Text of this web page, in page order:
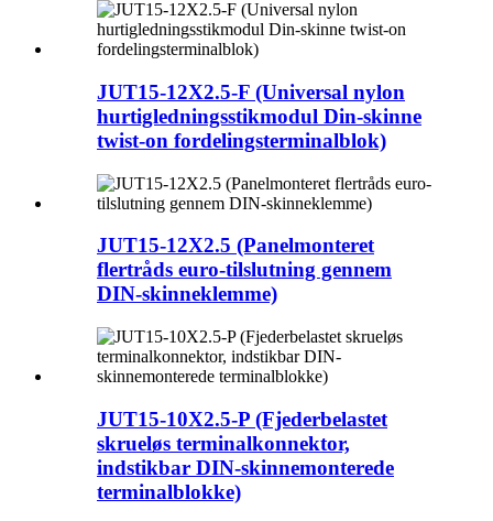
JUT15-12X2.5-F (Universal nylon
hurtigledningsstikmodul Din-skinne
twist-on fordelingsterminalblok)
JUT15-12X2.5 (Panelmonteret
flertråds euro-tilslutning gennem
DIN-skinneklemme)
JUT15-10X2.5-P (Fjederbelastet
skrueløs terminalkonnektor,
indstikbar DIN-skinnemonterede
terminalblokke)